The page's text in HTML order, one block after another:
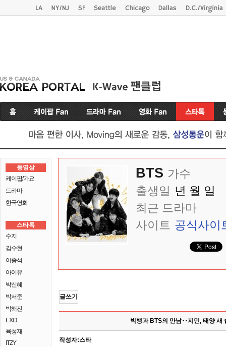
동영상
케이팝/가요
드라마
한국영화
스타톡
수지
김수현
이종석
아이유
박신혜
박서준
박해진
EXO
육성재
ITZY
BTS 가수
출생일 년 월 일
최근 드라마
사이트 공식사이
글쓰기
빅뱅과 BTS의 만남‥지민, 태양 새
작성자:스타